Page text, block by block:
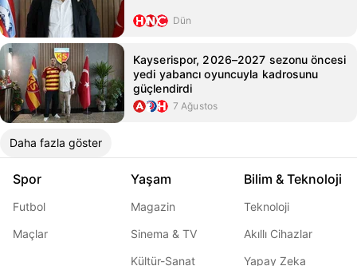
Dün
Kayserispor, 2026–2027 sezonu öncesi
yedi yabancı oyuncuyla kadrosunu
güçlendirdi
7 Ağustos
Daha fazla göster
Spor
Futbol
Maçlar
Yaşam
Magazin
Sinema & TV
Kültür-Sanat
Bilim & Teknoloji
Teknoloji
Akıllı Cihazlar
Yapay Zeka